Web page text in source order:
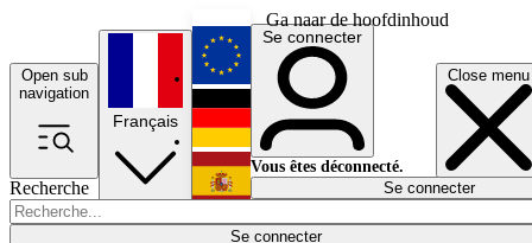
Ga naar de hoofdinhoud
Open sub
navigation
Close menu
Recherche
Se connecter
Français
English
Deutsch
Español
Se connecter
Vous êtes déconnecté.
Se connecter